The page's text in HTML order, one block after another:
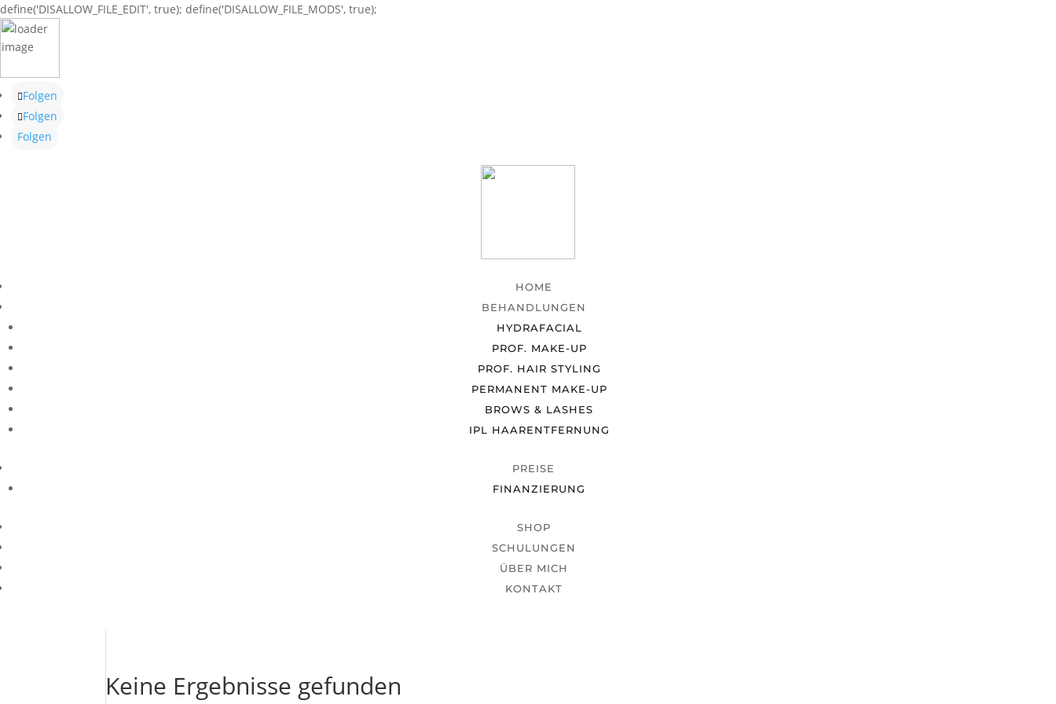
define('DISALLOW_FILE_EDIT', true); define('DISALLOW_FILE_MODS', true);
Folgen
Folgen
Folgen
HOME
BEHANDLUNGEN
HYDRAFACIAL
PROF. MAKE-UP
PROF. HAIR STYLING
PERMANENT MAKE-UP
BROWS & LASHES
IPL HAARENTFERNUNG
PREISE
FINANZIERUNG
SHOP
SCHULUNGEN
ÜBER MICH
KONTAKT
Keine Ergebnisse gefunden